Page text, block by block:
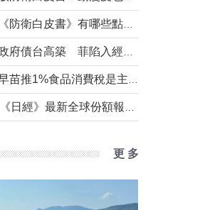
更 多